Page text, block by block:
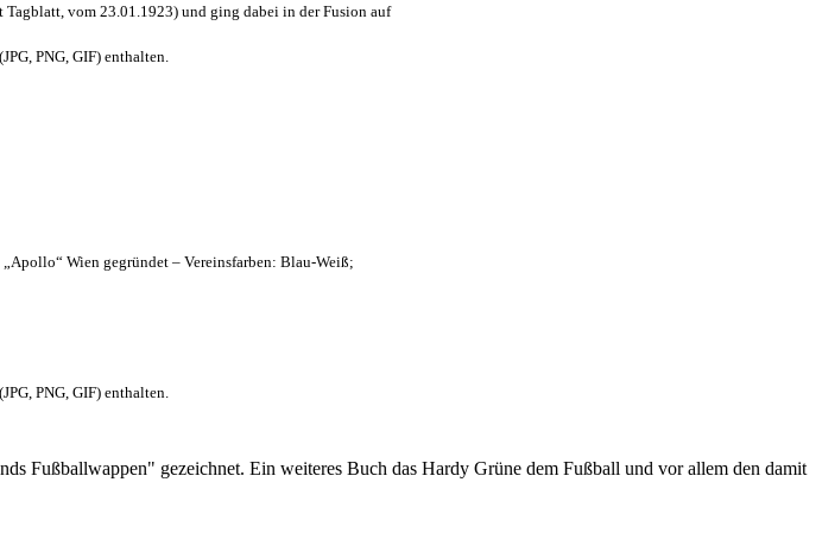
Tagblatt, vom 23.01.1923) und ging dabei in der Fusion auf
PNG, GIF) enthalten.
Wien gegründet – Vereinsfarben: Blau-Weiß;
PNG, GIF) enthalten.
Fußballwappen" gezeichnet. Ein weiteres Buch das Hardy Grüne dem Fußball und vor allem den damit